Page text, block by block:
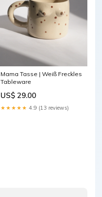
Mama Tasse | Weiß Freckles
Tableware
US$ 29.00
★★★★★ 4.9 (13 reviews)